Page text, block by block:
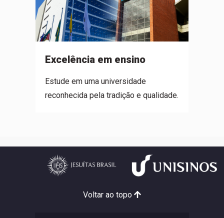
Excelência em ensino
Estude em uma universidade
reconhecida pela tradição e qualidade.
Voltar ao topo